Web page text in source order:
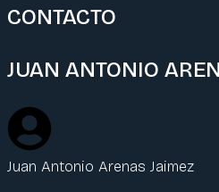
CONTACTO
JUAN ANTONIO
Juan Antonio Arenas Jaimez